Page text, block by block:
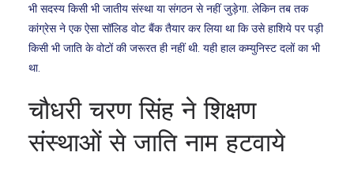
भी सदस्य किसी भी जातीय संस्था या संगठन से नहीं जुड़ेगा. लेकिन तब तक
कांग्रेस ने एक ऐसा सॉलिड वोट बैंक तैयार कर लिया था कि उसे हाशिये पर पड़ी
किसी भी जाति के वोटों की जरूरत ही नहीं थी. यही हाल कम्युनिस्ट दलों का भी
था.
चौधरी चरण सिंह ने शिक्षण
संस्थाओं से जाति नाम हटवाये